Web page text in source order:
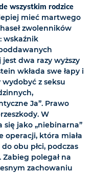
wszystkim rodzice
mieć martwego
zwolenników
wskaźnik
dwa razy wyższy
wkłada swe łapy i
z seksu
Ja”. Prawo
W
się jako „niebinarna”
operacji, która miała
obu płci, podczas
Zabieg polegał na
zachowaniu